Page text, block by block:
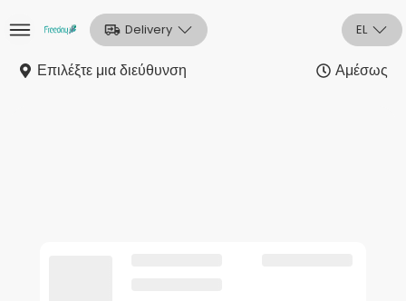
Αρχική
Delivery EL
Επιλέξτε μια διεύθυνση Αμέσως